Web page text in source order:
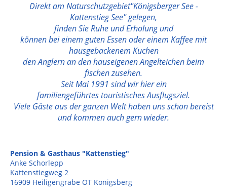
Direkt am Naturschutzgebiet"Königsberger See -
Kattenstieg See" gelegen,
finden Sie Ruhe und Erholung und
können bei einem guten Essen oder einem Kaffee mit
hausgebackenem Kuchen
den Anglern an den hauseigenen Angelteichen beim
fischen zusehen.
Seit Mai 1991 sind wir hier ein
familiengeführtes touristisches Ausflugsziel.
Viele Gäste aus der ganzen Welt haben uns schon bereist
und kommen auch gern wieder.
Pension & Gasthaus "Kattenstieg"
Anke Schorlepp
Kattenstiegweg 2
16909 Heiligengrabe OT Königsberg